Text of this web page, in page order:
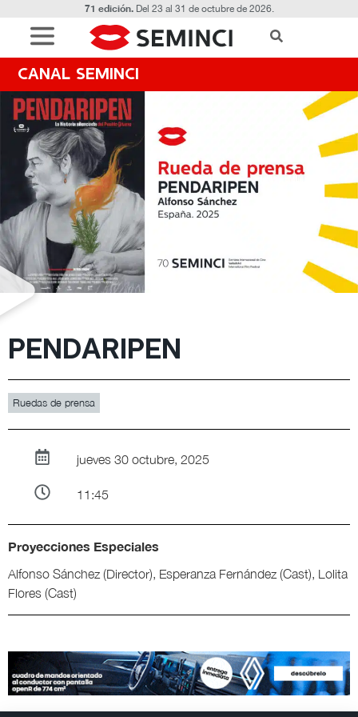
71 edición.Del 23 al 31 de octubre de 2026.
CANAL SEMINCI
PENDARIPEN
Ruedas de prensa
jueves 30 octubre, 2025
11:45
Proyecciones Especiales
Alfonso Sánchez (Director), Esperanza Fernández (Cast), Lolita
Flores (Cast)